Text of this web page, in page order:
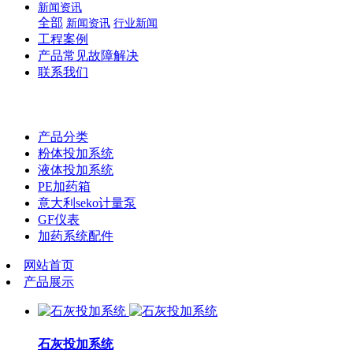
新闻资讯
全部 新闻资讯 行业新闻
工程案例
产品常见故障解决
联系我们
产品分类
粉体投加系统
液体投加系统
PE加药箱
意大利seko计量泵
GF仪表
加药系统配件
网站首页
产品展示
石灰投加系统